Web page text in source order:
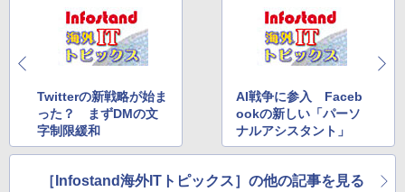
Twitterの新戦略が始ま
った？ まずDMの文
字制限緩和
AI戦争に参入 Faceb
ookの新しい「パーソ
ナルアシスタント」
［Infostand海外ITトピックス］の他の記事を見る